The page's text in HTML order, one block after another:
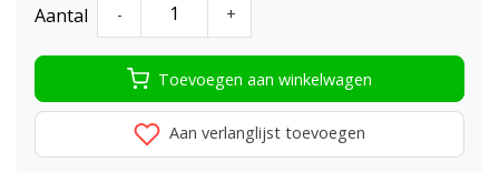
Aantal - +
Toevoegen aan winkelwagen
Aan verlanglijst toevoegen